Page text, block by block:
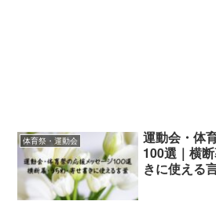
体育祭・運動会
運動会・体
100選｜横
きに使える